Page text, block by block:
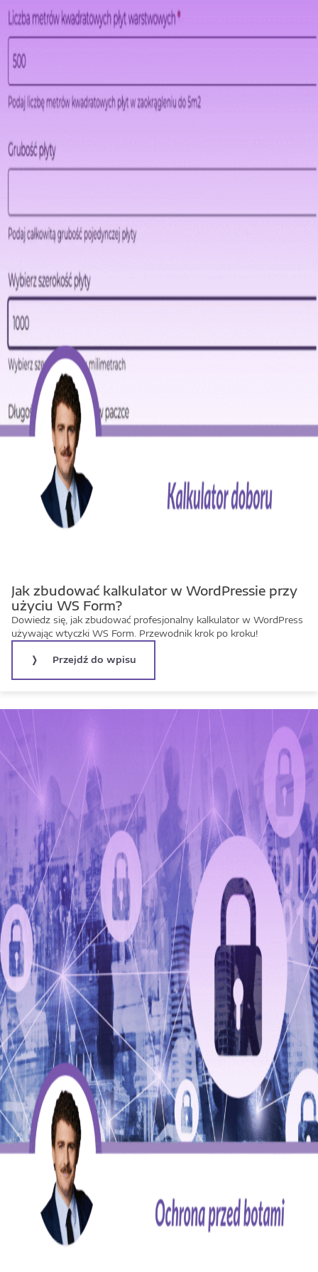
Jak zbudować kalkulator w WordPressie przy
użyciu WS Form?
Dowiedz się, jak zbudować profesjonalny kalkulator w WordPress
używając wtyczki WS Form. Przewodnik krok po kroku!
Przejdź do wpisu